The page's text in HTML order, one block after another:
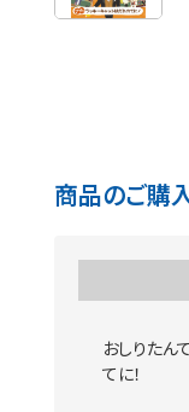
商品のご購
おしりたん
てに！